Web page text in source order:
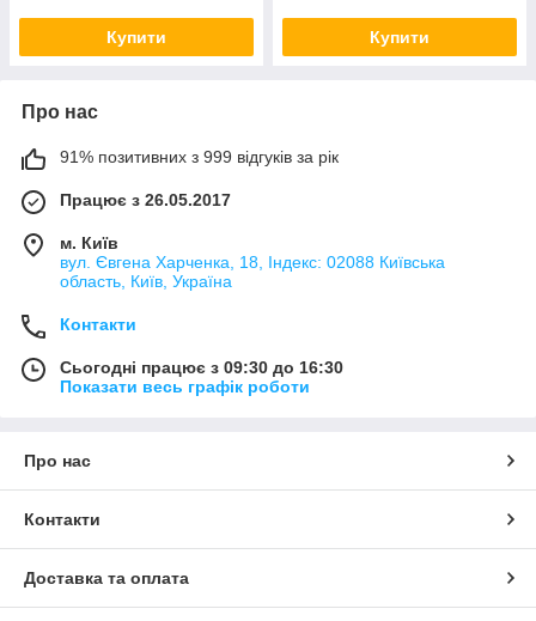
Купити Купити
Про нас
91% позитивних з 999 відгуків за рік
Працює з 26.05.2017
м. Київ
вул. Євгена Харченка, 18, Індекс: 02088 Київська
область, Київ, Україна
Контакти
Сьогодні працює з 09:30 до 16:30
Показати весь графік роботи
Про нас
Контакти
Доставка та оплата